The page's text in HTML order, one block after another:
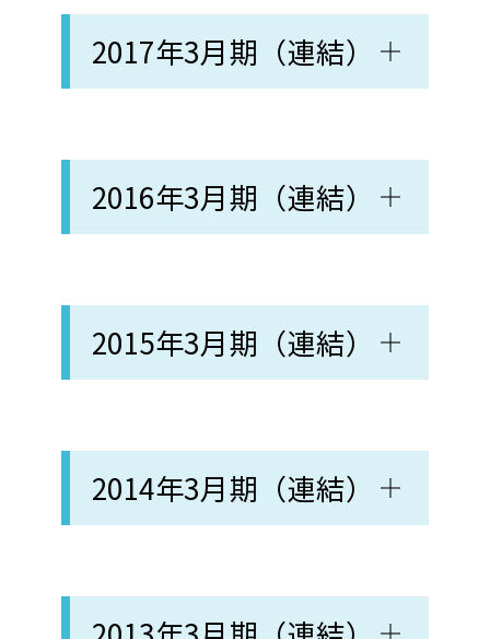
2017年3月期（連結）
2016年3月期（連結）
2015年3月期（連結）
2014年3月期（連結）